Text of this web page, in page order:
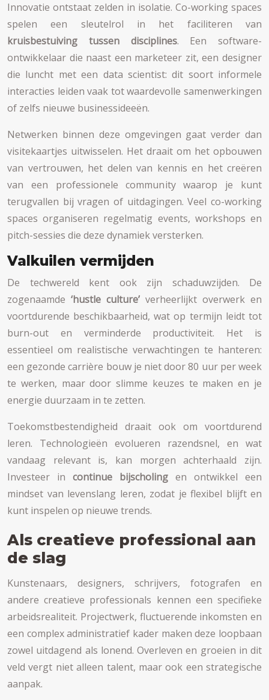
Innovatie ontstaat zelden in isolatie. Co-working spaces
spelen een sleutelrol in het faciliteren van
kruisbestuiving tussen disciplines. Een software-
ontwikkelaar die naast een marketeer zit, een designer
die luncht met een data scientist: dit soort informele
interacties leiden vaak tot waardevolle samenwerkingen
of zelfs nieuwe businessideeën.
Netwerken binnen deze omgevingen gaat verder dan
visitekaartjes uitwisselen. Het draait om het opbouwen
van vertrouwen, het delen van kennis en het creëren
van een professionele community waarop je kunt
terugvallen bij vragen of uitdagingen. Veel co-working
spaces organiseren regelmatig events, workshops en
pitch-sessies die deze dynamiek versterken.
Valkuilen vermijden
De techwereld kent ook zijn schaduwzijden. De
zogenaamde ‘hustle culture’ verheerlijkt overwerk en
voortdurende beschikbaarheid, wat op termijn leidt tot
burn-out en verminderde productiviteit. Het is
essentieel om realistische verwachtingen te hanteren:
een gezonde carrière bouw je niet door 80 uur per week
te werken, maar door slimme keuzes te maken en je
energie duurzaam in te zetten.
Toekomstbestendigheid draait ook om voortdurend
leren. Technologieën evolueren razendsnel, en wat
vandaag relevant is, kan morgen achterhaald zijn.
Investeer in continue bijscholing en ontwikkel een
mindset van levenslang leren, zodat je flexibel blijft en
kunt inspelen op nieuwe trends.
Als creatieve professional aan
de slag
Kunstenaars, designers, schrijvers, fotografen en
andere creatieve professionals kennen een specifieke
arbeidsrealiteit. Projectwerk, fluctuerende inkomsten en
een complex administratief kader maken deze loopbaan
zowel uitdagend als lonend. Overleven en groeien in dit
veld vergt niet alleen talent, maar ook een strategische
aanpak.